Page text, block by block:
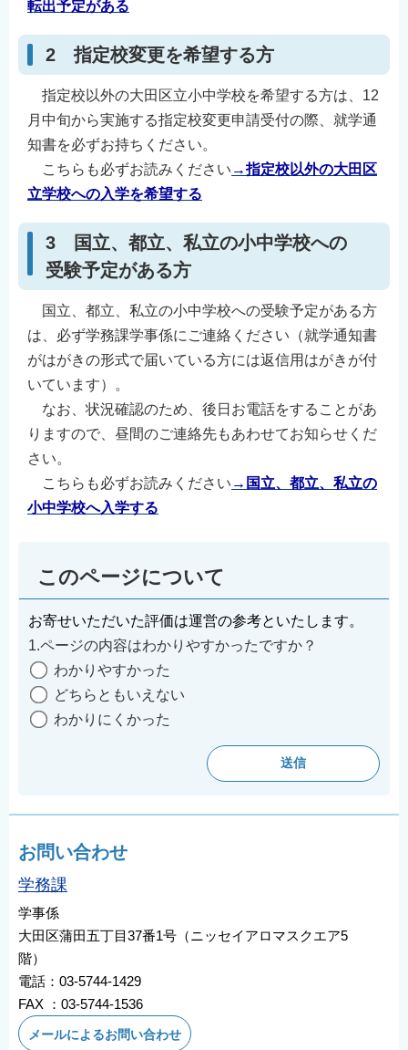
転出予定がある
2 指定校変更を希望する方
指定校以外の大田区立小中学校を希望する方は、12
月中旬から実施する指定校変更申請受付の際、就学通
知書を必ずお持ちください。
こちらも必ずお読みください →指定校以外の大田区
立学校への入学を希望する
3 国立、都立、私立の小中学校への
受験予定がある方
国立、都立、私立の小中学校への受験予定がある方
は、必ず学務課学事係にご連絡ください（就学通知書
がはがきの形式で届いている方には返信用はがきが付
いています）。
なお、状況確認のため、後日お電話をすることがあ
りますので、昼間のご連絡先もあわせてお知らせくだ
さい。
こちらも必ずお読みください →国立、都立、私立の
小中学校へ入学する
このページについて
お寄せいただいた評価は運営の参考といたします。
1.ページの内容はわかりやすかったですか？
わかりやすかった
どちらともいえない
わかりにくかった
お問い合わせ
学務課
学事係
大田区蒲田五丁目37番1号（ニッセイアロマスクエア5
階）
電話：03-5744-1429
FAX ：03-5744-1536
メールによるお問い合わせ